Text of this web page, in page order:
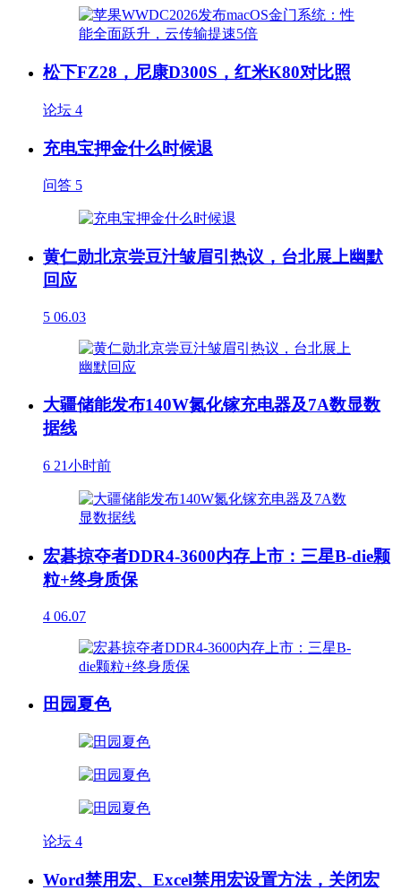
松下FZ28，尼康D300S，红米K80对比照
论坛 4
充电宝押金什么时候退
问答 5
黄仁勋北京尝豆汁皱眉引热议，台北展上幽默
回应
5 06.03
大疆储能发布140W氮化镓充电器及7A数显数
据线
6 21小时前
宏碁掠夺者DDR4-3600内存上市：三星B-die颗
粒+终身质保
4 06.07
田园夏色
论坛 4
Word禁用宏、Excel禁用宏设置方法，关闭宏